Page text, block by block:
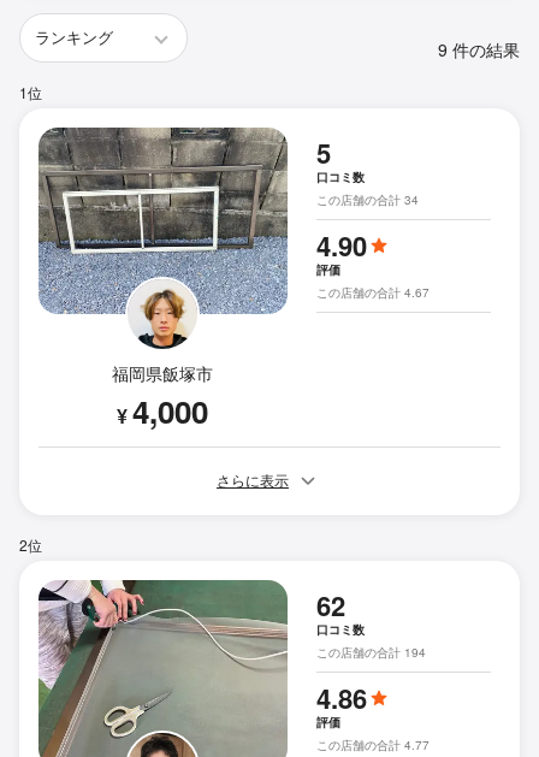
9 件の結果
1位
福岡県飯塚市
¥4,000
5
口コミ数
この店舗の合計 34
4.90
評価
この店舗の合計 4.67
さらに表示
2位
62
口コミ数
この店舗の合計 194
4.86
評価
この店舗の合計 4.77